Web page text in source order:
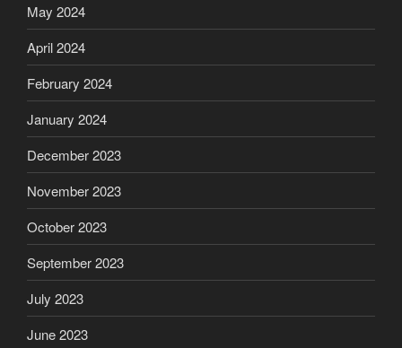
May 2024
April 2024
February 2024
January 2024
December 2023
November 2023
October 2023
September 2023
July 2023
June 2023